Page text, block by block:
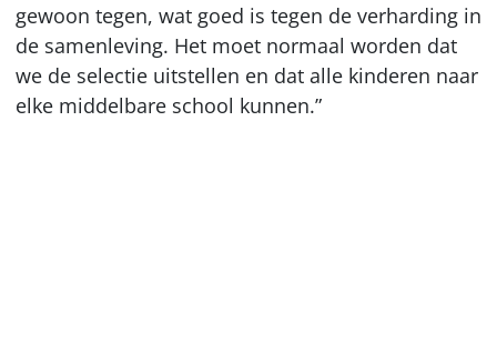
gewoon tegen, wat goed is tegen de verharding in
de samenleving. Het moet normaal worden dat
we de selectie uitstellen en dat alle kinderen naar
elke middelbare school kunnen.”